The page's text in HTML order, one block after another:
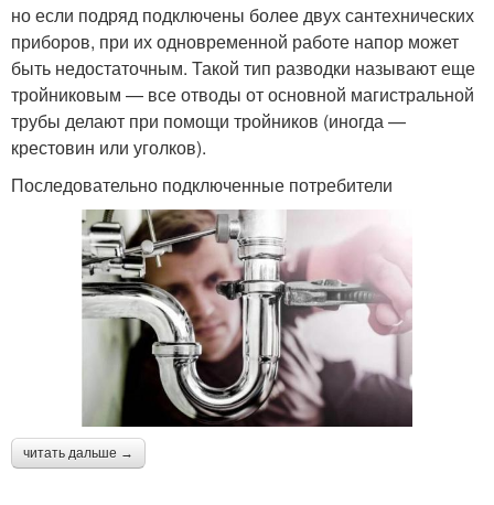
но если подряд подключены более двух сантехнических
приборов, при их одновременной работе напор может
быть недостаточным. Такой тип разводки называют еще
тройниковым — все отводы от основной магистральной
трубы делают при помощи тройников (иногда —
крестовин или уголков).
Последовательно подключенные потребители
читать дальше →